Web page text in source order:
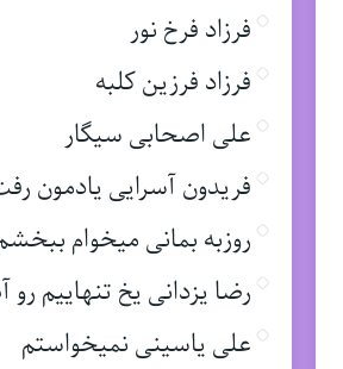
فرزاد فرخ نور
فرزاد فرزین کلبه
علی اصحابی سیگار
فریدون آسرایی یادمون
روزبه بمانی میخوام
رضا یزدانی یخ تنهاییم
علی یاسینی نمیخواستم